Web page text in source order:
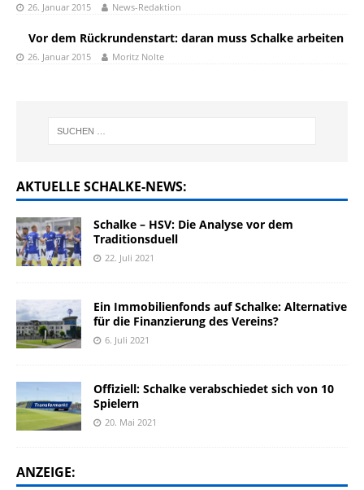
26. Januar 2015 News-Redaktion
Vor dem Rückrundenstart: daran muss Schalke arbeiten
26. Januar 2015 Moritz Nolte
AKTUELLE SCHALKE-NEWS:
Schalke – HSV: Die Analyse vor dem
Traditionsduell
22. Juli 2021
Ein Immobilienfonds auf Schalke: Alternative
für die Finanzierung des Vereins?
6. Juli 2021
Offiziell: Schalke verabschiedet sich von 10
Spielern
20. Mai 2021
ANZEIGE: